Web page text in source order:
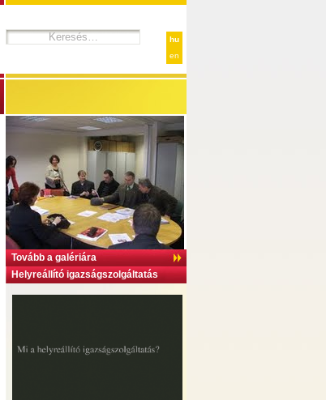
hu
en
Tovább a galériára
Helyreállító igazságszolgáltatás